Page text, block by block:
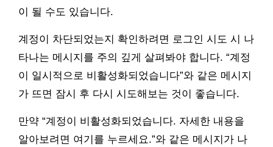
이 될 수도 있습니다.
계정이 차단되었는지 확인하려면 로그인 시도 시 나
타나는 메시지를 주의 깊게 살펴봐야 합니다. “계정
이 일시적으로 비활성화되었습니다”와 같은 메시지
가 뜨면 잠시 후 다시 시도해보는 것이 좋습니다.
만약 “계정이 비활성화되었습니다. 자세한 내용을
알아보려면 여기를 누르세요.”와 같은 메시지가 나